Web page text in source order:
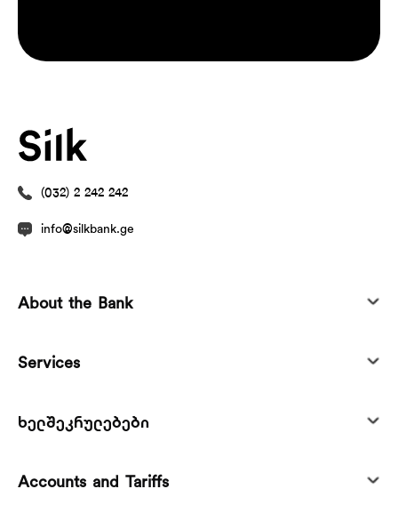
(032) 2 242 242
info@silkbank.ge
About the Bank
Services
ხელშეკრულებები
Accounts and Tariffs